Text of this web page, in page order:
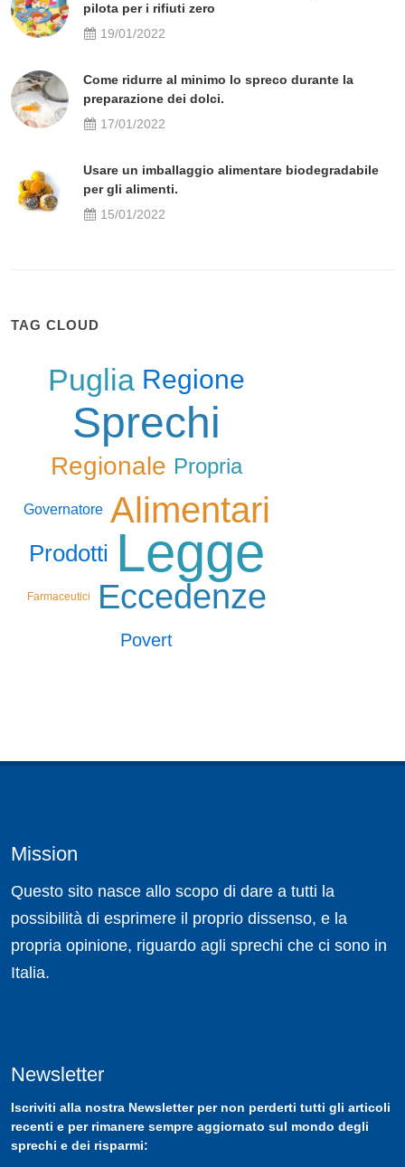
pilota per i rifiuti zero
19/01/2022
Come ridurre al minimo lo spreco durante la
preparazione dei dolci.
17/01/2022
Usare un imballaggio alimentare biodegradabile
per gli alimenti.
15/01/2022
TAG CLOUD
Puglia Regione
Sprechi
Regionale Propria
Governatore Alimentari
Prodotti Legge
Farmaceutici Eccedenze
Povert
Mission
Questo sito nasce allo scopo di dare a tutti la
possibilità di esprimere il proprio dissenso, e la
propria opinione, riguardo agli sprechi che ci sono in
Italia.
Newsletter
Iscriviti alla nostra Newsletterper non perderti tutti gli articoli
recenti e per rimanere sempre aggiornato sul mondo degli
sprechi e dei risparmi: